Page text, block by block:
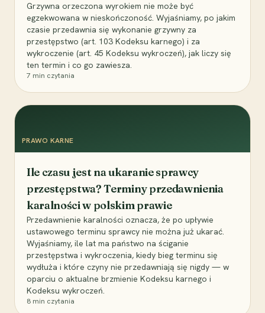
Grzywna orzeczona wyrokiem nie może być
egzekwowana w nieskończoność. Wyjaśniamy, po jakim
czasie przedawnia się wykonanie grzywny za
przestępstwo (art. 103 Kodeksu karnego) i za
wykroczenie (art. 45 Kodeksu wykroczeń), jak liczy się
ten termin i co go zawiesza.
7 min czytania
PRAWO KARNE
Ile czasu jest na ukaranie sprawcy
przestępstwa? Terminy przedawnienia
karalności w polskim prawie
Przedawnienie karalności oznacza, że po upływie
ustawowego terminu sprawcy nie można już ukarać.
Wyjaśniamy, ile lat ma państwo na ściganie
przestępstwa i wykroczenia, kiedy bieg terminu się
wydłuża i które czyny nie przedawniają się nigdy — w
oparciu o aktualne brzmienie Kodeksu karnego i
Kodeksu wykroczeń.
8 min czytania